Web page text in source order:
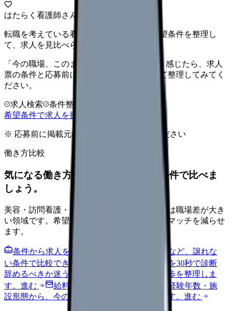
はたらく看護師さん 求人
転職を考えている看護師さんへ。まずは希望条件を整理し
て、求人を見比べられます。
「今の職場、このままでいいのかな...」そう感じたら、求人
票の条件と応募前に確認したい不安を分けて整理してみてく
ださい。
求人検索 条件整理
希望条件で求人を探す
※ 応募前に掲載元の最新情報を確認してください
働き方比較
気になる働き方を、求人を見る前に条件で比べま
しょう。
美容・訪問看護・クリニック・夜勤なしなどは職場差が大き
い領域です。希望条件を先に整理するとミスマッチを減らせ
ます。
条件から求人を見る
夜勤回数・残業・通勤など、譲れな
い条件で比較できます。
職場の悩みを30秒で診断
辞めるべきか迷う前に、悩みの種類と次の一歩を整理しま
す。 進む 給料コンパスで比較する
地域・経験年数・施
設形態から、今の給料の現在地を確認できます。 進む